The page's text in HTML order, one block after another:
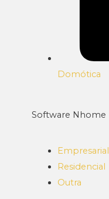
Domótica
Software Nhome
Empresarial
Residencial
Outra